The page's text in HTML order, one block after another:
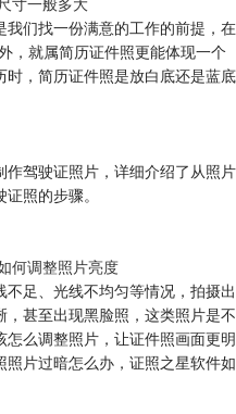
寸一般多大
我们找一份满意的工作的前提，在
，就属简历证件照更能体现一个
时，简历证件照是放白底还是蓝底
驾驶证照片，详细介绍了从照片
照的步骤。
何调整照片亮度
足、光线不均匀等情况，拍摄出
甚至出现黑脸照，这类照片是不
么调整照片，让证件照画面更明
片过暗怎么办，证照之星软件如